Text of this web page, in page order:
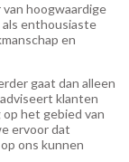
hoogwaardige
als enthousiaste
en
gaat dan alleen
klanten
het gebied van
ervoor dat
ons kunnen